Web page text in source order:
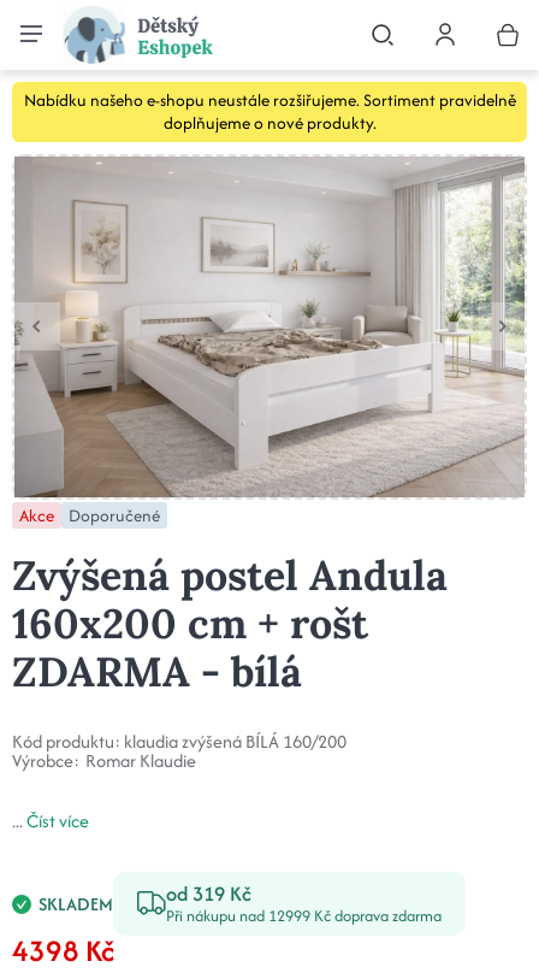
Nabídku našeho e-shopu neustále rozšiřujeme. Sortiment pravidelně
doplňujeme o nové produkty.
Akce Doporučené
Zvýšená postel Andula
160x200 cm + rošt
ZDARMA - bílá
Kód produktu: klaudia zvýšená BÍLÁ 160/200
Výrobce: Romar Klaudie
...Číst více
SKLADEM od 319 Kč
Při nákupu nad 12999 Kč doprava zdarma
4398 Kč